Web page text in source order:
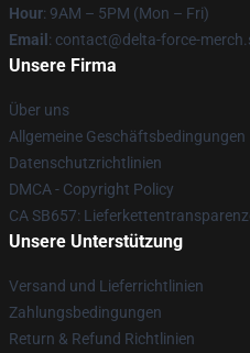
Hour: 9AM – 5PM (Mon – Fri)
Email : contact@delta-force-
Unsere Firma
Über uns
Allgemeine Geschäftsbedingungen
Datenschutzrichtlinien
DMCA - Copyright Policy
CA SB657:
Unsere Unterstützung
Versand und Lieferrichtlinien
Zahlungsbedingungen
Return & Refund Richtlinien